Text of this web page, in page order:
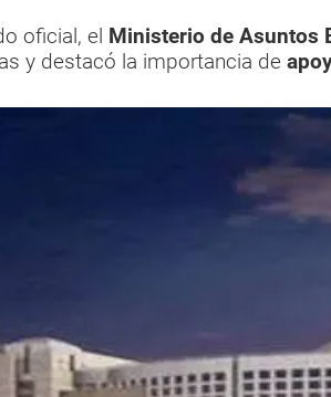
oficial, el Ministerio de Asuntos
y destacó la importancia de